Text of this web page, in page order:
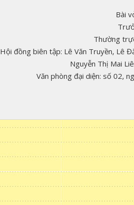
Bài
Thường
Hội đồng biên tập: Lê Văn Truyền, Lê
Nguyễn Thị Mai
Văn phòng đại diện: số 02,